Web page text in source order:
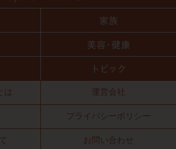
は 運営会社
プライバシーポリシー
お問い合わせ